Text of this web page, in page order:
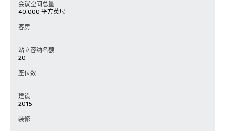
会议空间总量
40,000 平方英尺
客房
-
站立容纳名额
20
座位数
-
建设
2015
装修
-